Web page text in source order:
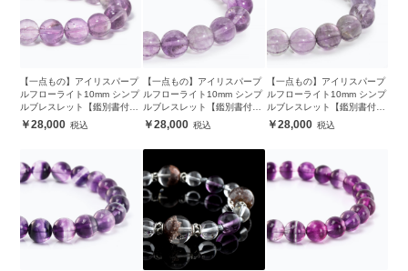
【一点もの】アイリスパープ
ルフローライト10mm シンプ
ルブレスレット【鑑別書付
き】28,000
【一点もの】アイリスパープ
ルフローライト10mm シンプ
ルブレスレット【鑑別書付
き】28,000
【一点もの】アイリスパープ
ルフローライト10mm シンプ
ルブレスレット【鑑別書付
き】28,000